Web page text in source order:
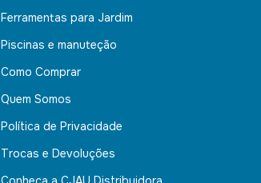
Ferramentas para Jardim
Piscinas e manuteção
Como Comprar
Quem Somos
Política de Privacidade
Trocas e Devoluções